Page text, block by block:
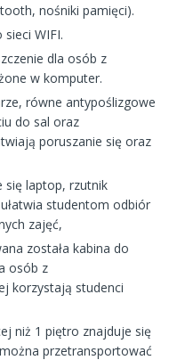
nośniki pamięci).
WIFI.
dla osób z
w komputer.
równe antypoślizgowe
do sal oraz
poruszanie się oraz
się laptop, rzutnik
studentom odbiór
zajęć,
została kabina do
osób z
korzystają studenci
niż 1 piętro znajduje się
przetransportować